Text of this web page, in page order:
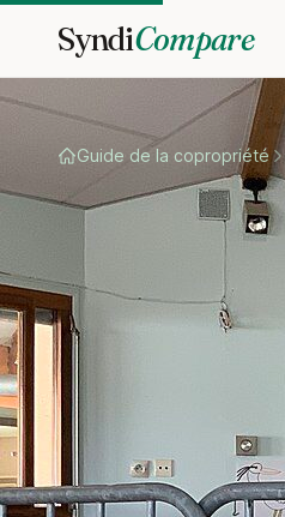
SyndiCompare
Guide de la copropriété